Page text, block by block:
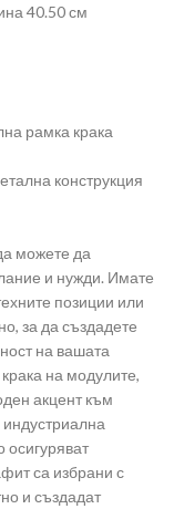
40.50 см
рамка крака
конструкция
можете да
и нужди. Имате
позиции или
за да създадете
на вашата
на модулите,
акцент към
са избрани с
и създадат